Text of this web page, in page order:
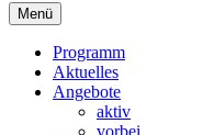
Primäres
Menü
Menü
Programm
Aktuelles
Angebote
aktiv
vorbei